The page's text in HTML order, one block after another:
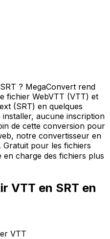
? MegaConvert rend
fichier WebVTT (VTT) et
(SRT) en quelques
aucune inscription
de cette conversion pour
notre convertisseur en
Gratuit pour les fichiers
charge des fichiers plus
VTT en SRT en
VTT